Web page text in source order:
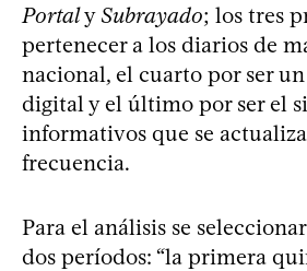
Portaly Subrayado; los tres
pertenecer a los diarios de
nacional, el cuarto por ser
digital y el último por ser el
informativos que se
frecuencia.
Para el análisis se
dos períodos: “la primera